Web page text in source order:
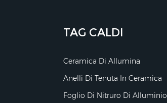
TAG CALDI
Ceramica Di Allumina
Anelli Di Tenuta In Ceramica
Foglio Di Nitruro Di Alluminio